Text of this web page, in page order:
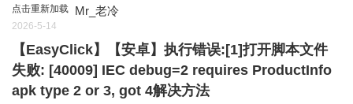
点击重新加载 Mr_老冷
2026-5-14
【EasyClick】【安卓】执行错误:[1]打开脚本文件
失败: [40009] IEC debug=2 requires ProductInfo
apk type 2 or 3, got 4解决方法